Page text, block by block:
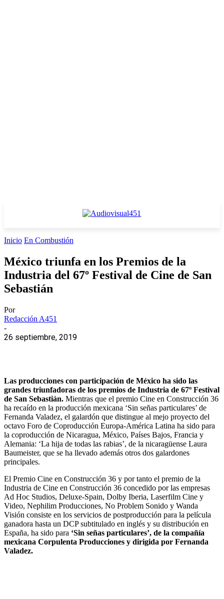
Inicio En Combustión
México triunfa en los Premios de la
Industria del 67º Festival de Cine de San
Sebastián
Por
Redacción A451
-
26 septiembre, 2019
Las producciones con participación de México ha sido las
grandes triunfadoras de los premios de Industria de 67º Festival
de San Sebastián. Mientras que el premio Cine en Construcción 36
ha recaído en la producción mexicana ‘Sin señas particulares’ de
Fernanda Valadez, el galardón que distingue al mejo proyecto del
octavo Foro de Coproducción Europa-América Latina ha sido para
la coproducción de Nicaragua, México, Países Bajos, Francia y
Alemania: ‘La hija de todas las rabias’, de la nicaragüense Laura
Baumeister, que se ha llevado además otros dos galardones
principales.
El Premio Cine en Construcción 36 y por tanto el premio de la
Industria de Cine en Construcción 36 concedido por las empresas
Ad Hoc Studios, Deluxe-Spain, Dolby Iberia, Laserfilm Cine y
Video, Nephilim Producciones, No Problem Sonido y Wanda
Visión consiste en los servicios de postproducción para la película
ganadora hasta un DCP subtitulado en inglés y su distribución en
España, ha sido para ‘Sin señas particulares’, de la compañía
mexicana Corpulenta Producciones y dirigida por Fernanda
Valadez.